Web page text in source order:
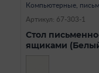
Компьютерные,
Артикул: 67-303-1
Стол
ящиками